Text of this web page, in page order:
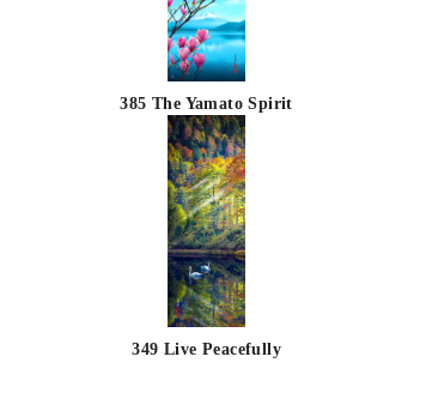
385 The Yamato Spirit
349 Live Peacefully